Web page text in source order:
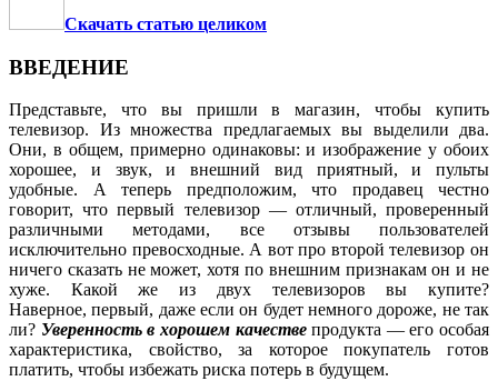
Скачать статью целиком
ВВЕДЕНИЕ
Представьте, что вы пришли в магазин, чтобы купить
телевизор. Из множества предлагаемых вы выделили два.
Они, в общем, примерно одинаковы: и изображение у обоих
хорошее, и звук, и внешний вид приятный, и пульты
удобные. А теперь предположим, что продавец честно
говорит, что первый телевизор — отличный, проверенный
различными методами, все отзывы пользователей
исключительно превосходные. А вот про второй телевизор он
ничего сказать не может, хотя по внешним признакам он и не
хуже. Какой же из двух телевизоров вы купите?
Наверное, первый, даже если он будет немного дороже, не так
ли? Уверенность в хорошем качествепродукта — его особая
характеристика, свойство, за которое покупатель готов
платить, чтобы избежать риска потерь в будущем.